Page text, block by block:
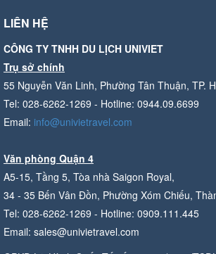
LIÊN HỆ
CÔNG TY TNHH DU LỊCH UNIVIET
Trụ sở chính
55 Nguyễn Văn Linh, Phường Tân Thuận, TP.
Tel: 028-6262-1269 - Hotline: 0944.09.6699
Email: info@univietravel.com
Văn phòng Quận 4
A5-15, Tầng 5, Tòa nhà Saigon Royal,
34 - 35 Bến Vân Đồn, Phường Xóm Chiếu,
Tel: 028-6262-1269 - Hotline: 0909.111.445
Email: sales@univietravel.com